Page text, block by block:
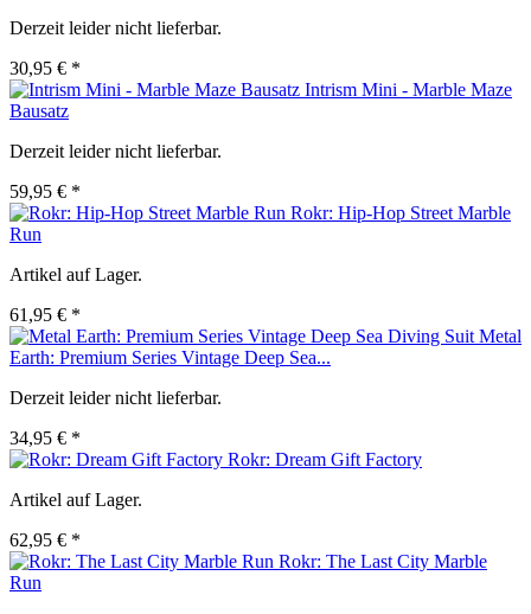
Derzeit leider nicht lieferbar.
30,95 € *
Intrism Mini - Marble Maze
Bausatz
Derzeit leider nicht lieferbar.
59,95 € *
Rokr: Hip-Hop Street Marble
Run
Artikel auf Lager.
61,95 € *
Metal
Earth: Premium Series Vintage Deep Sea...
Derzeit leider nicht lieferbar.
34,95 € *
Rokr: Dream Gift Factory
Artikel auf Lager.
62,95 € *
Rokr: The Last City Marble
Run